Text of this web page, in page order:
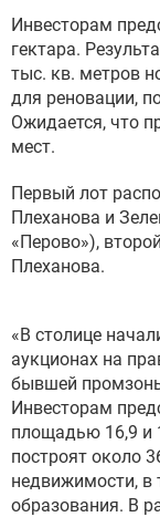
Инвесторам
гектара.
тыс. кв. метров
для реновации,
Ожидается, что
мест.
Первый лот
Плеханова и
«Перово»),
Плеханова.
«В столице
аукционах на
бывшей
Инвесторам
площадью 16,9 и
построят около
недвижимости, в
образования. В